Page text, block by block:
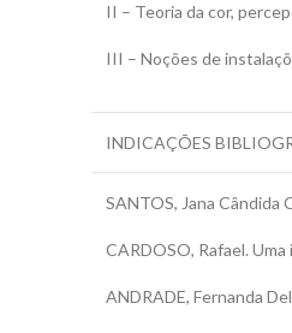
II – Teoria da cor,
III – Noções de
INDICAÇÕES
SANTOS, Jana
CARDOSO, Rafael.
ANDRADE, Fernanda